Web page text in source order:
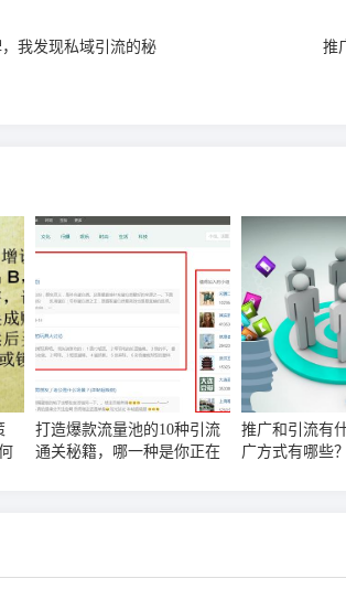
我发现私域引流的秘
推
打造爆款流量池的10种引流
通关秘籍，哪一种是你正在
推广和引流有
广方式有哪些？